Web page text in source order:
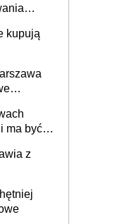
kupują
ma być
z